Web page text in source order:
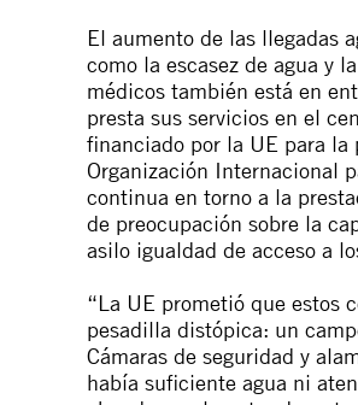
El aumento de las llegadas
como la escasez de agua y
médicos también está en
presta sus servicios en el
financiado por la UE para la
Organización Internacional
continua en torno a la
de preocupación sobre la
asilo igualdad de acceso a
“La UE prometió que estos
pesadilla distópica: un
Cámaras de seguridad y
había suficiente agua ni